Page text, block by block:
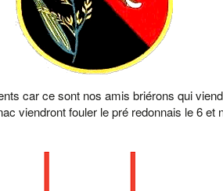
car ce sont nos amis briérons qui
viendront fouler le pré redonnais le 6 et